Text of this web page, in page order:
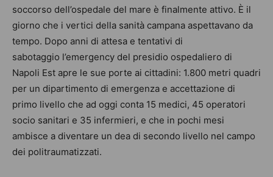
soccorso dell’ospedale del mare è finalmente attivo. È il
giorno che i vertici della sanità campana aspettavano da
tempo. Dopo anni di attesa e tentativi di
sabotaggio l’emergency del presidio ospedaliero di
Napoli Est apre le sue porte ai cittadini: 1.800 metri quadri
per un dipartimento di emergenza e accettazione di
primo livello che ad oggi conta 15 medici, 45 operatori
socio sanitari e 35 infermieri, e che in pochi mesi
ambisce a diventare un dea di secondo livello nel campo
dei politraumatizzati.